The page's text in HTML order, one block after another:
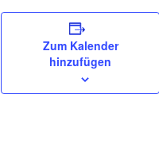
Zum Kalender
hinzufügen